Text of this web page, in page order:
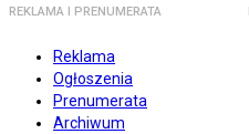
REKLAMA I PRENUMERATA
Reklama
Ogłoszenia
Prenumerata
Archiwum